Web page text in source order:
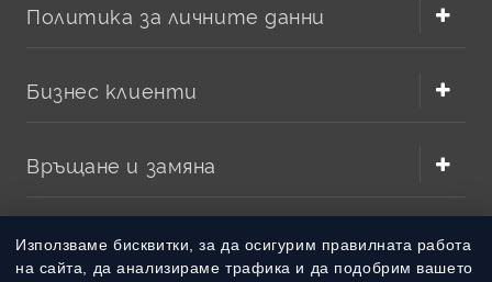
Използваме бисквитки, за да осигурим правилната работа
на сайта, да анализираме трафика и да подобрим вашето
Къде се използват литиеви батерии CR1620?
калкулатори, мини фенерчета, електронни кантарчета,
други компактни устройства. Благодарение на
литиевата химия тя поддържа стабилно напрежение за
продължителен период, което е особено важно при
Политика за личните данни
Бизнес клиенти
Връщане и замяна
Методи на плащане